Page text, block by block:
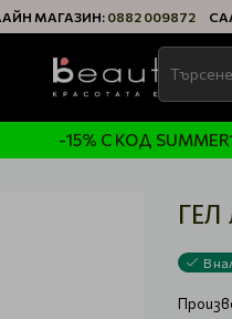
МАГАЗИН: 0882 009872
-15% С КОД
ГЕЛ
В